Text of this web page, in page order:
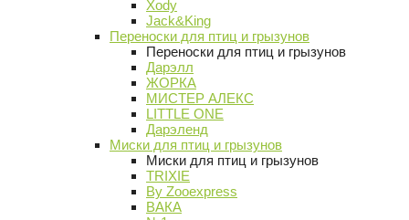
Xody
Jack&King
Переноски для птиц и грызунов
Переноски для птиц и грызунов
Дарэлл
ЖОРКА
МИСТЕР АЛЕКС
LITTLE ONE
Дарэленд
Миски для птиц и грызунов
Миски для птиц и грызунов
TRIXIE
By Zooexpress
ВАКА